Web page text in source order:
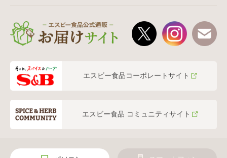
エスビー食品コーポレートサイト
エスビー食品 コミュニティサイト